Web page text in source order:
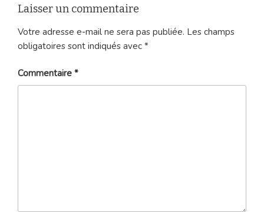
Laisser un commentaire
Votre adresse e-mail ne sera pas publiée. Les champs
obligatoires sont indiqués avec *
Commentaire *